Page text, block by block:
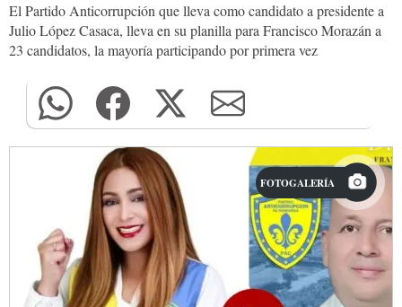
El Partido Anticorrupción que lleva como candidato a presidente a
Julio López Casaca, lleva en su planilla para Francisco Morazán a
23 candidatos, la mayoría participando por primera vez
FOTOGALERÍA